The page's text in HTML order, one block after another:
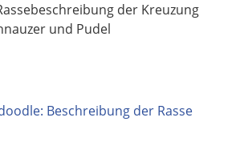
der Kreuzung
und Pudel